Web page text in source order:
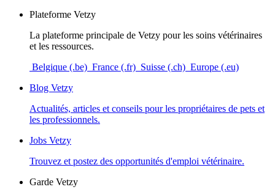
Plateforme Vetzy
La plateforme principale de Vetzy pour les soins vétérinaires
et les ressources.
Belgique (.be) France (.fr) Suisse (.ch) Europe (.eu)
Blog Vetzy
Actualités, articles et conseils pour les propriétaires de pets et
les professionnels.
Jobs Vetzy
Trouvez et postez des opportunités d'emploi vétérinaire.
Garde Vetzy